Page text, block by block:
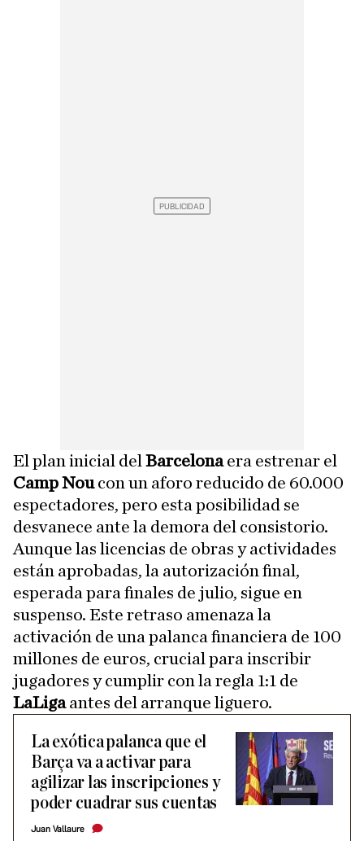
El plan inicial del Barcelonaera estrenar el
Camp Noucon un aforo reducido de 60.000
espectadores, pero esta posibilidad se
desvanece ante la demora del consistorio.
Aunque las licencias de obras y actividades
están aprobadas, la autorización final,
esperada para finales de julio, sigue en
suspenso. Este retraso amenaza la
activación de una palanca financiera de 100
millones de euros, crucial para inscribir
jugadores y cumplir con la regla 1:1 de
LaLigaantes del arranque liguero.
La exótica palanca que el
Barça va a activar para
agilizar las inscripciones y
poder cuadrar sus cuentas
Juan Vallaure